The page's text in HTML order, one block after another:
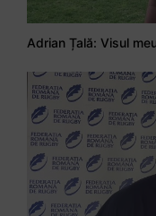
Adrian Țală: Visul